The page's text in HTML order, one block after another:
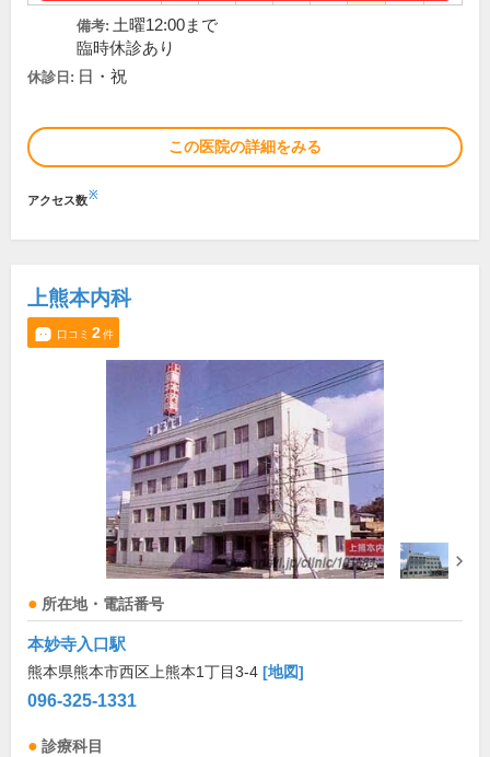
備考: 土曜12:00まで
臨時休診あり
休診日: 日・祝
この医院の詳細をみる
アクセス数※
上熊本内科
口コミ 2件
所在地・電話番号
本妙寺入口駅
熊本県熊本市西区上熊本1丁目3-4 [地図]
096-325-1331
診療科目